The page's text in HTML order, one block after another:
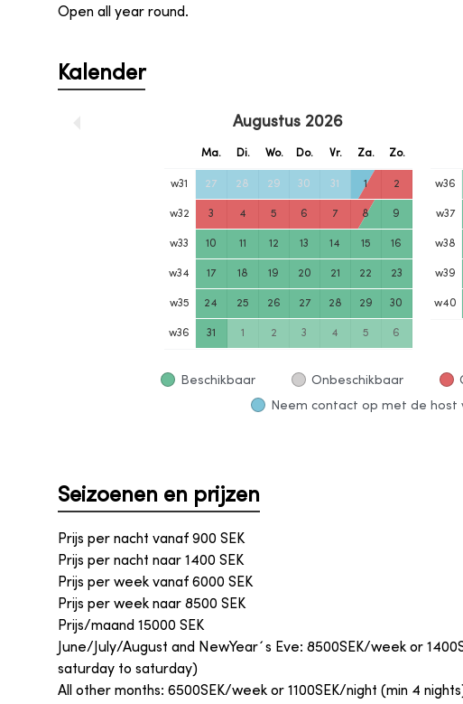
Open all year round.
Kalender
Augustus 2026
Ma. Di. Wo. Do. Vr. Za. Zo.
w31 27 28 29 30 31 1 2
w32 3 4 5 6 7 8 9
w33 10 11 12 13 14 15 16
w34 17 18 19 20 21 22 23
w35 24 25 26 27 28 29 30
w36 31 1 2 3 4 5 6
w36
w37
w38
w39
w40
Beschikbaar Onbeschikbaar
Neem contact op met de host
Seizoenen en prijzen
Prijs per nacht vanaf 900 SEK
Prijs per nacht naar 1400 SEK
Prijs per week vanaf 6000 SEK
Prijs per week naar 8500 SEK
Prijs/maand 15000 SEK
June/July/August and NewYear´s Eve: 8500SEK/week or
saturday to saturday)
All other months: 6500SEK/week or 1100SEK/night (min 4